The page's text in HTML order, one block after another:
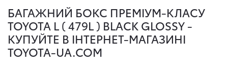
БАГАЖНИЙ БОКС ПРЕМІУМ-КЛАСУ
TOYOTA L ( 479L ) BLACK GLOSSY -
КУПУЙТЕ В ІНТЕРНЕТ-МАГАЗИНІ
TOYOTA-UA.COM